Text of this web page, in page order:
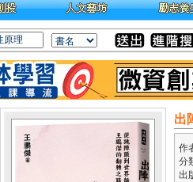
出
作
分
出